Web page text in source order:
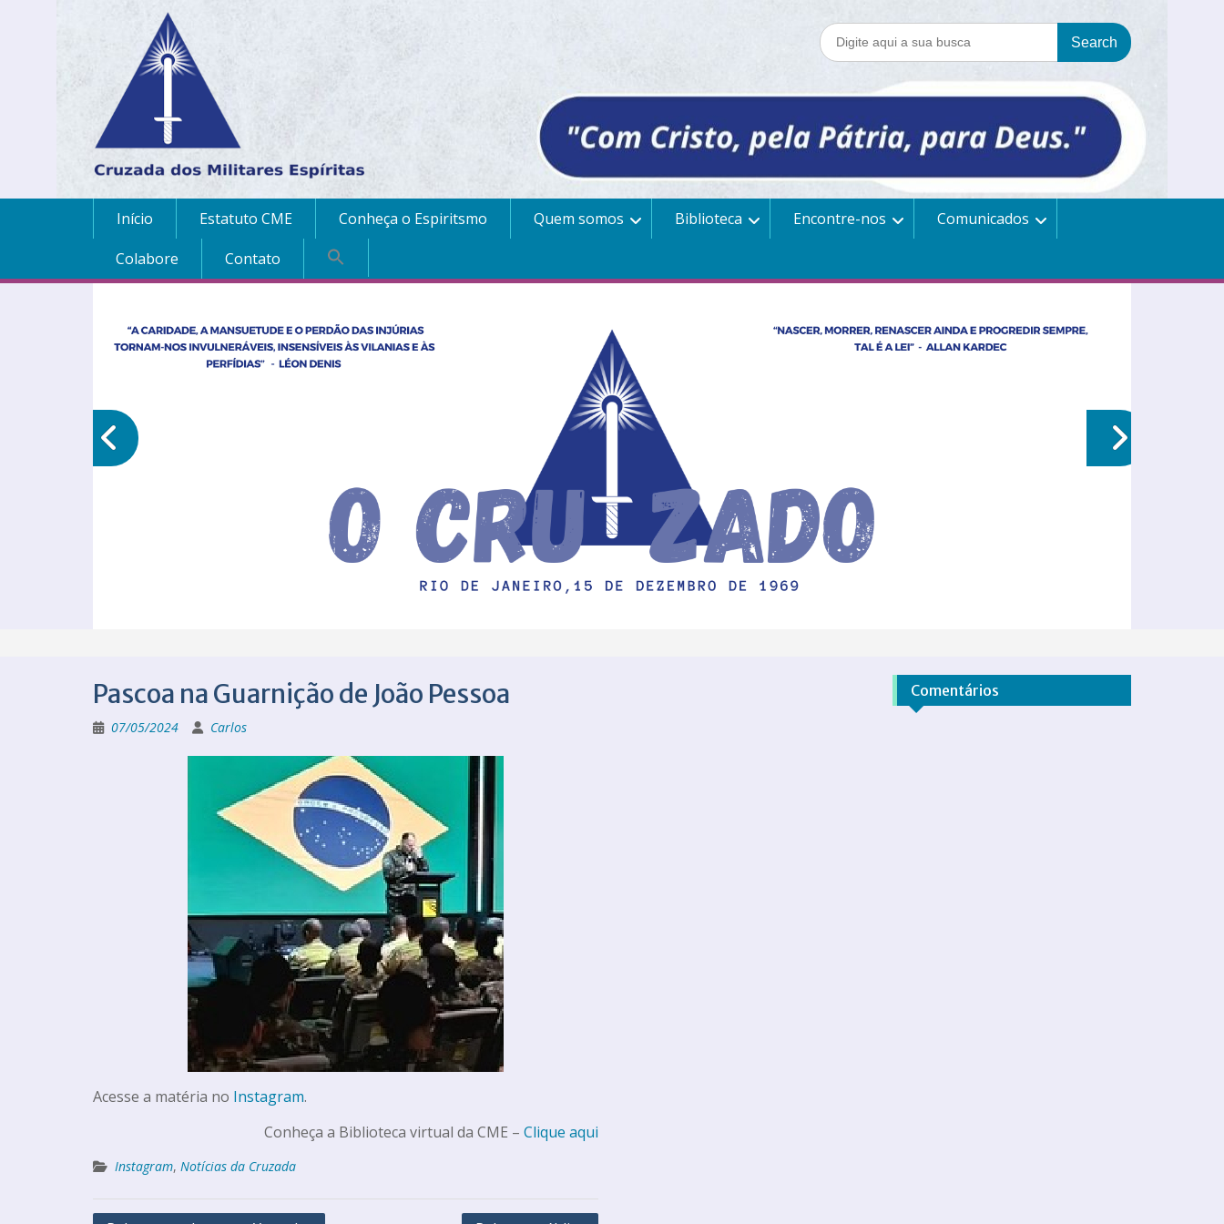
Início Estatuto CME Conheça o Espiritsmo Quem somos Biblioteca Encontre-nos
Comunicados
Colabore
Contato
Pascoa na Guarnição de João Pessoa
07/05/2024 Carlos
Acesse a matéria no Instagram.
Conheça a Biblioteca virtual da CME – Clique aqui
Instagram, Notícias da Cruzada
Comentários